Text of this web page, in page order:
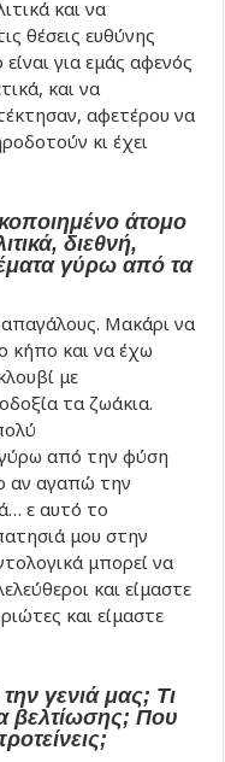
και να
θέσεις ευθύνης
για εμάς αφενός
και να
αφετέρου να
κι έχει
άτομο
διεθνή,
γύρω από τα
Μακάρι να
κήπο και να έχω
με
τα ζωάκια.
από την φύση
αν αγαπώ την
ε αυτό το
μου στην
μπορεί να
και είμαστε
και είμαστε
γενιά μας; Τι
βελτίωσης; Που